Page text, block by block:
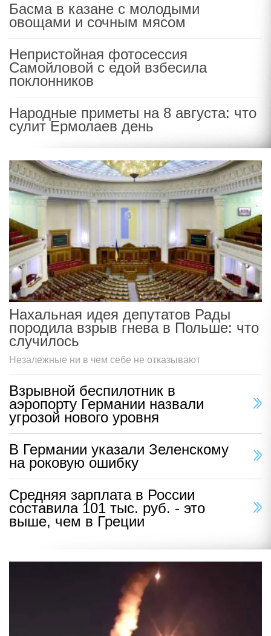
Басма в казане с молодыми
овощами и сочным мясом
Непристойная фотосессия
Самойловой с едой взбесила
поклонников
Народные приметы на 8 августа: что
сулит Ермолаев день
Нахальная идея депутатов Рады
породила взрыв гнева в Польше: что
случилось
Незалежные ни в чем себе не отказывают
Взрывной беспилотник в
аэропорту Германии назвали
угрозой нового уровня
В Германии указали Зеленскому
на роковую ошибку
Средняя зарплата в России
составила 101 тыс. руб. - это
выше, чем в Греции